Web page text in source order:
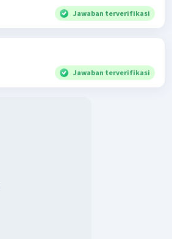
Jawaban terverifikasi
Jawaban terverifikasi